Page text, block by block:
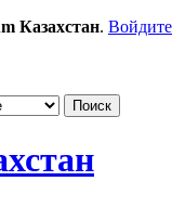
Казахстан. Войдите